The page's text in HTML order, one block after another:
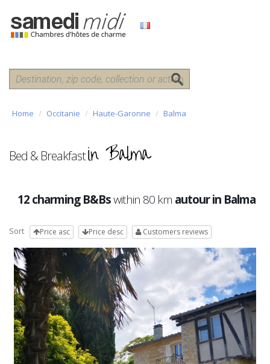
Home Occitanie Haute-Garonne Balma
Bed & Breakfastin Balma
12 charming B&Bswithin 80 km autour in Balma
Sort Price asc Price desc Customers reviews